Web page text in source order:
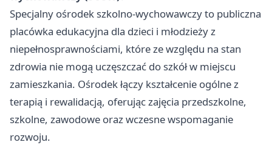
Specjalny ośrodek szkolno-wychowawczy to publiczna
placówka edukacyjna dla dzieci i młodzieży z
niepełnosprawnościami, które ze względu na stan
zdrowia nie mogą uczęszczać do szkół w miejscu
zamieszkania. Ośrodek łączy kształcenie ogólne z
terapią i rewalidacją, oferując zajęcia przedszkolne,
szkolne, zawodowe oraz wczesne wspomaganie
rozwoju.